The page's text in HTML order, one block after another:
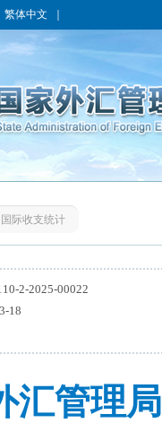
繁体中文
国际收支统计
2-2025-00022
18
汇管理